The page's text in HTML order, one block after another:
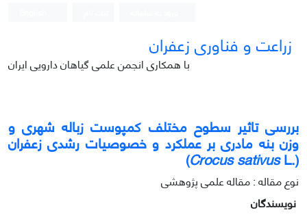
زراعت و فناوری زعفران
با همکاری انجمن علمی گیاهان دارویی ایران
بررسی تاثیر سطوح مختلف کمپوست زباله شهری و
وزن بنه مادری بر عملکرد و خصوصیات رشدی زعفران
(.
Crocus sativusL)
نوع مقاله : مقاله علمی پژوهشی
نویسندگان